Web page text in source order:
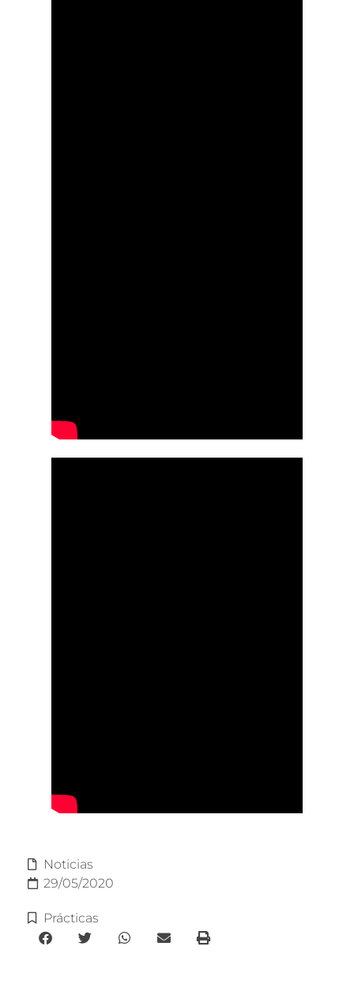
Noticias
29/05/2020
Prácticas